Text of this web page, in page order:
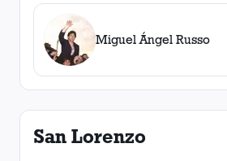
Miguel Ángel Russo
San Lorenzo